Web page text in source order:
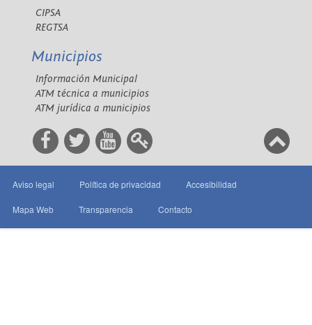
CIPSA
REGTSA
Municipios
Información Municipal
ATM técnica a municipios
ATM jurídica a municipios
Aviso legal Política de privacidad Accesibilidad
Mapa Web Transparencia Contacto